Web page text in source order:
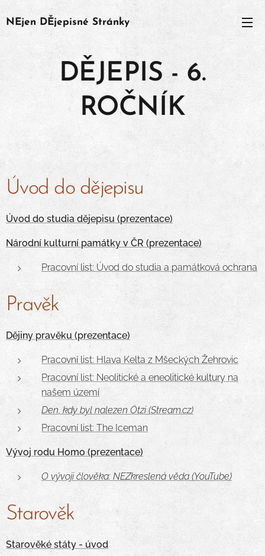
NEjen DĚjepisné Stránky
DĚJEPIS - 6.
ROČNÍK
Úvod do dějepisu
Úvod do studia dějepisu (prezentace)
Národní kulturní památky v ČR (prezentace)
Pracovnílist: Úvod do studia a památková ochrana
Pravěk
Dějiny pravěku (prezentace)
Pracovní list: Hlava Kelta z Mšeckých Žehrovic
Pracovní list: Neolitické a eneolitické kultury na
našem území
Den, kdy byl nalezen Ötzi (Stream.cz)
Pracovní list: The Iceman
Vývoj rodu Homo (prezentace)
O vývoji člověka: NEZkreslená věda (YouTube)
Starověk
Starověké státy - úvod